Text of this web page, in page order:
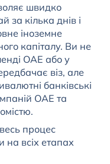
швидко
за кілька днів і
іноземне
капіталу. Ви не
ОАЕ або у
віз, але
банківські
ОАЕ та
процес
на всіх етапах